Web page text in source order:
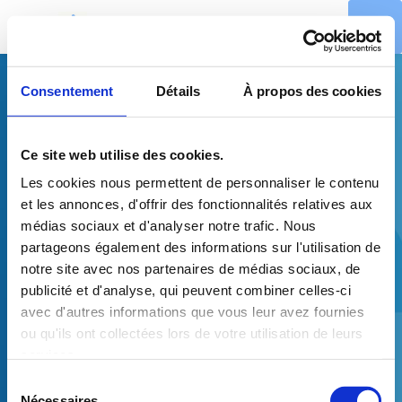
Consentement Détails À propos des cookies
Ce site web utilise des cookies.
Les cookies nous permettent de personnaliser le contenu
et les annonces, d'offrir des fonctionnalités relatives aux
médias sociaux et d'analyser notre trafic. Nous
partageons également des informations sur l'utilisation de
notre site avec nos partenaires de médias sociaux, de
publicité et d'analyse, qui peuvent combiner celles-ci
avec d'autres informations que vous leur avez fournies
ou qu'ils ont collectées lors de votre utilisation de leurs